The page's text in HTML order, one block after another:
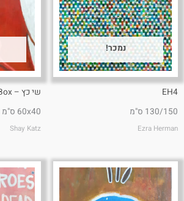
נמכר!
EH4
130/150 ס"מ
Ezra Herman
שי כץ – Music Box
60x40 ס"מ
Shay Katz